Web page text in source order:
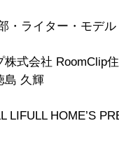
・ライター・モデ
株式会社 RoomClip
久輝
LIFULL HOME’S